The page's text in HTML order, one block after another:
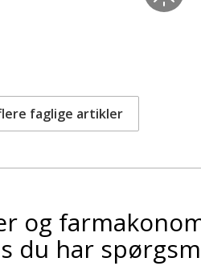
faglige artikler
og
du har